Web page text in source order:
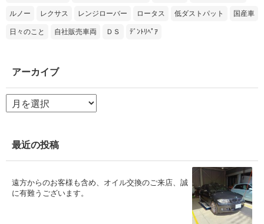
ルノー レクサス レンジローバー ロータス 低ダストパット 国産車
日々のこと 自社販売車両 ＤＳ ﾃﾞﾝﾄﾘﾍﾟｱ
アーカイブ
ア
ー
ブ
最近の投稿
遠方からのお客様も含め、オイル交換のご来店、誠
に有難うございます。